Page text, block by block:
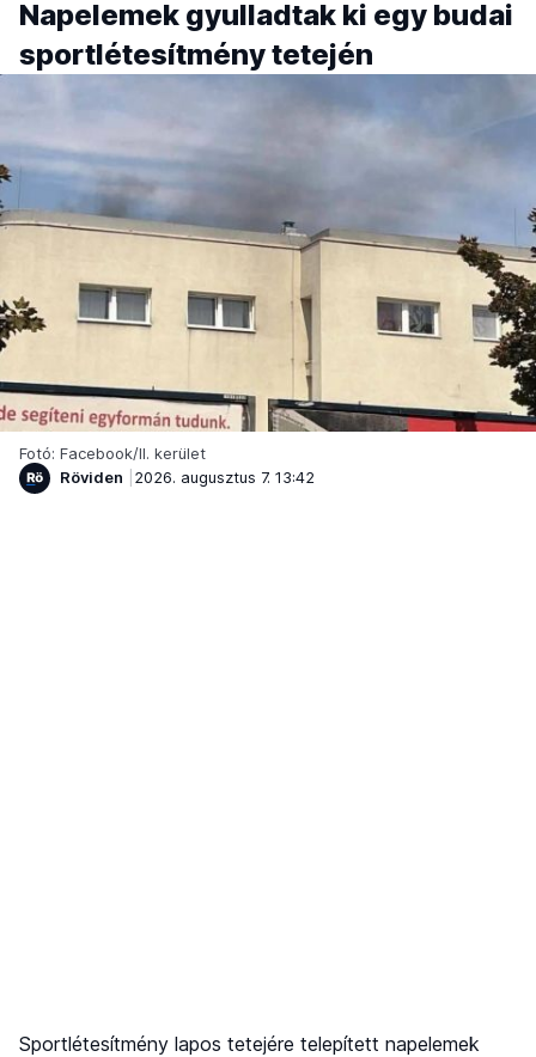
Napelemek gyulladtak ki egy budai
sportlétesítmény tetején
Fotó: Facebook/II. kerület
Röviden
2026. augusztus 7. 13:42
Sportlétesítmény lapos tetejére telepített napelemek